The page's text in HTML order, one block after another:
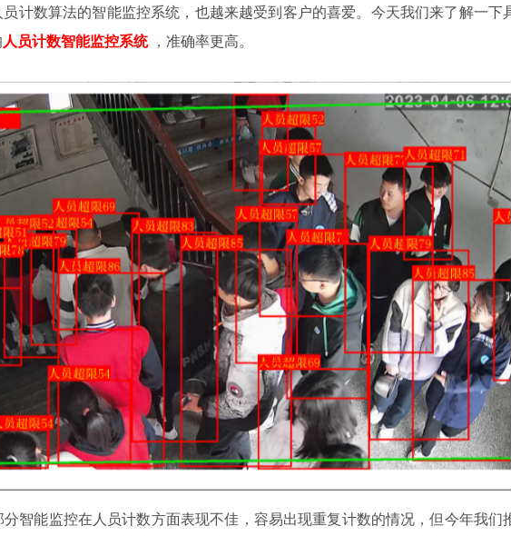
计数算法的智能监控系统，也越来越受到客户的喜爱。今天我们来了解一下
人员计数智能监控系统 ，准确率更高。
能监控在人员计数方面表现不佳，容易出现重复计数的情况，但今年我们